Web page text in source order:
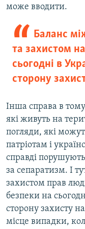
може вводити.
Баланс
та захистом
сьогодні в
сторону
Інша справа в
які живуть на
погляди, які
патріотам і
справді
за сепаратизм. І
захистом прав
безпеки на
сторону захисту
місце випадки,